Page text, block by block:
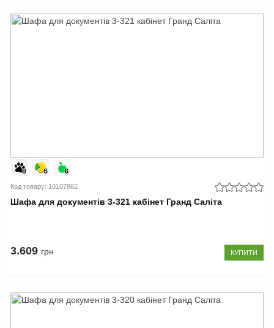
Код товару: 10107882
Шафа для документів 3-321 кабінет Гранд Саліта
3.609 грн КУПИТИ